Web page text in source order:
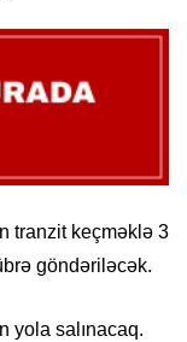
tranzit keçməklə 3
göndəriləcək.
yola salınacaq.